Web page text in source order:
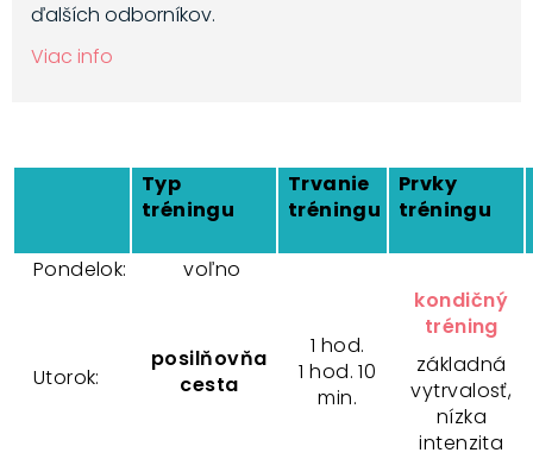
ďalších odborníkov.
Viac info
Typ
tréningu
Trvanie
tréningu
Prvky
tréningu
Pondelok: voľno
Utorok:
posilňovňa
cesta
1 hod.
1 hod. 10
min.
kondičný
tréning
základná
vytrvalosť,
nízka
intenzita